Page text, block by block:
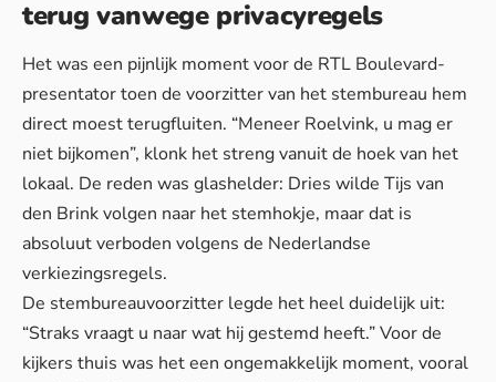
terug vanwege privacyregels
Het was een pijnlijk moment voor de RTL Boulevard-
presentator toen de voorzitter van het stembureau hem
direct moest terugfluiten. “Meneer Roelvink, u mag er
niet bijkomen”, klonk het streng vanuit de hoek van het
lokaal. De reden was glashelder: Dries wilde Tijs van
den Brink volgen naar het stemhokje, maar dat is
absoluut verboden volgens de Nederlandse
verkiezingsregels.
De stembureauvoorzitter legde het heel duidelijk uit:
“Straks vraagt u naar wat hij gestemd heeft.” Voor de
kijkers thuis was het een ongemakkelijk moment, vooral